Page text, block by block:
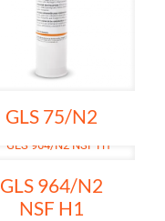
GLS 75/N2
GLS 964/N2
NSF H1